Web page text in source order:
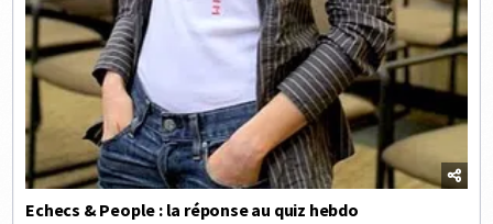
Echecs & People : la réponse au quiz hebdo